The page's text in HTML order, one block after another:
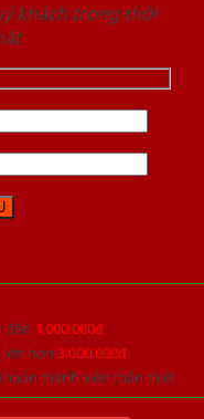
khách trong thời
đến 1.000.000đ
lớn hơn 3.000.000đ
thành viên thân thiết